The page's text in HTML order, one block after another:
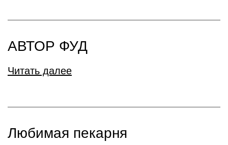
АВТОР ФУД
Читать далее
Любимая пекарня